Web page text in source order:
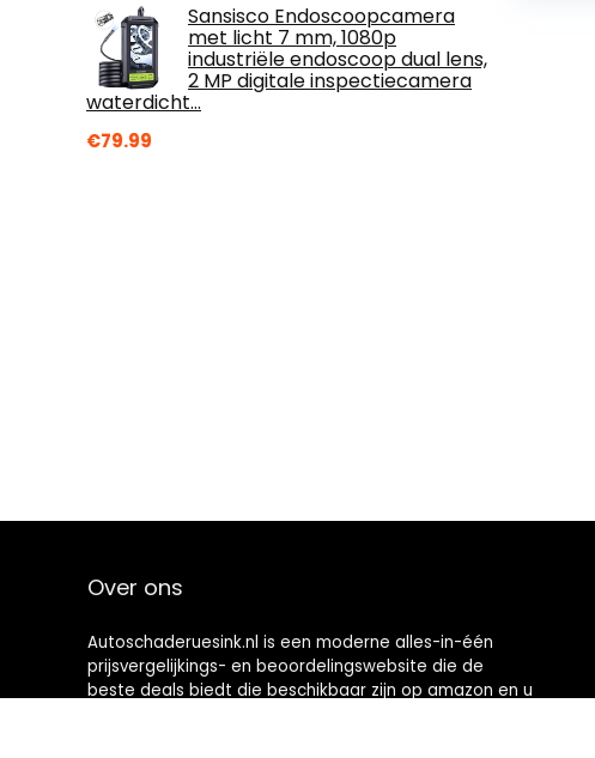
Sansisco Endoscoopcamera
met licht 7 mm, 1080p
industriële endoscoop dual lens,
2 MP digitale inspectiecamera
waterdicht…
€79.99
Over ons
Autoschaderuesink.nl is een moderne alles-in-één
prijsvergelijkings- en beoordelingswebsite die de
beste deals biedt die beschikbaar zijn op amazon en u